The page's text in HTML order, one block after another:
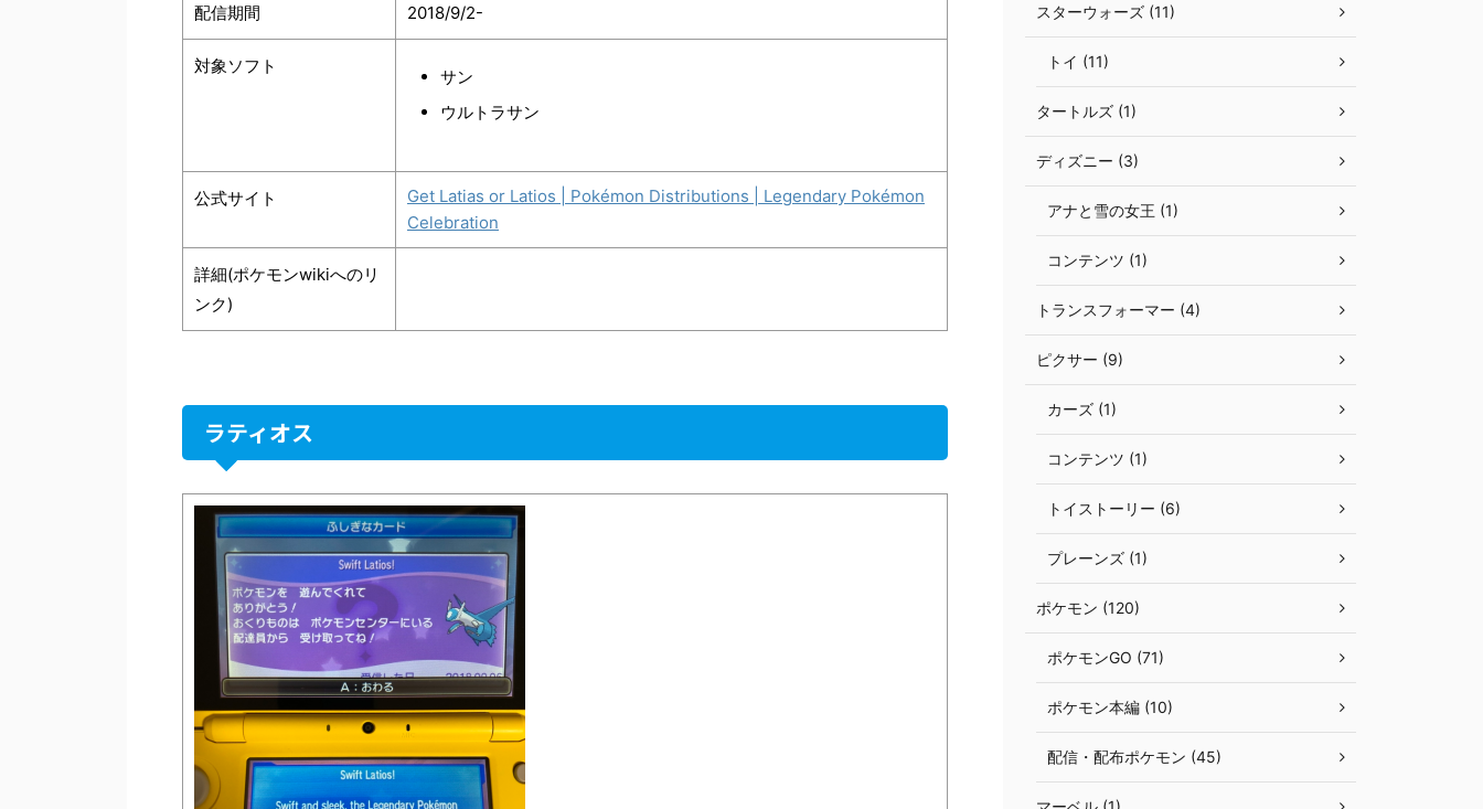
配信期間 2018/9/2-
対象ソフト
サン
ウルトラサン
公式サイト
Get Latias or Latios | Pokémon Distributions | Legendary Pokémon
Celebration
詳細(ポケモンwikiへのリ
ンク)
ラティオス
スターウォーズ (11)
トイ (11)
タートルズ (1)
ディズニー (3)
アナと雪の女王 (1)
コンテンツ (1)
トランスフォーマー (4)
ピクサー (9)
カーズ (1)
コンテンツ (1)
トイストーリー (6)
プレーンズ (1)
ポケモン (120)
ポケモンGO (71)
ポケモン本編 (10)
配信・配布ポケモン (45)